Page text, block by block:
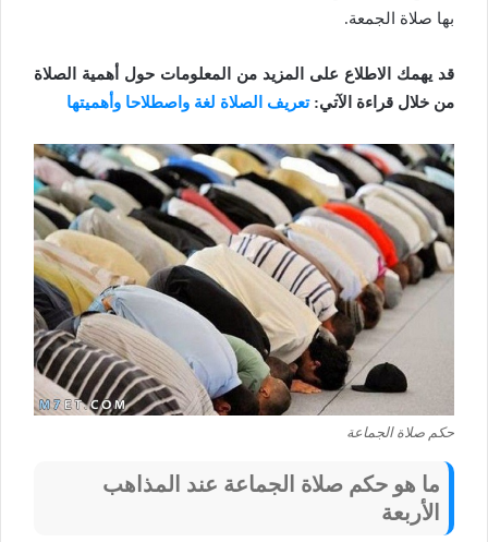
بها صلاة الجمعة.
قد يهمك الاطلاع على المزيد من المعلومات حول أهمية الصلاة
من خلال قراءة الآتي:تعريف الصلاة لغة واصطلاحا وأهميتها
حكم صلاة الجماعة
ما هو حكم صلاة الجماعة عند المذاهب
الأربعة